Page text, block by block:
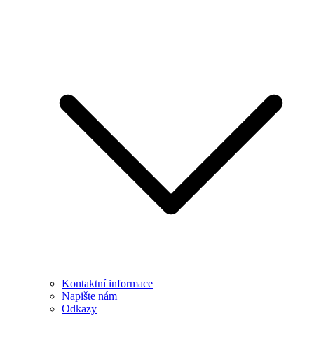
Kontaktní informace
Napište nám
Odkazy